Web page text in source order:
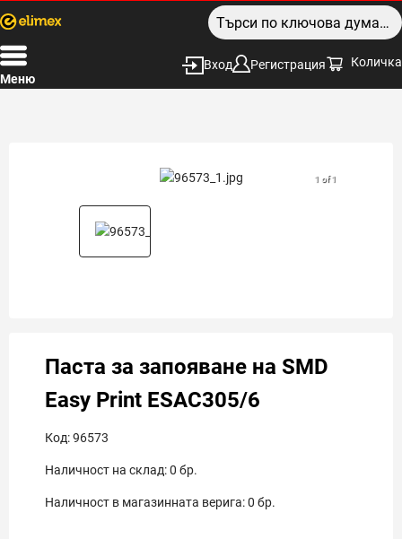
Меню
Вход Регистрация Количка
1 of 1
Паста за запояване на SMD
Easy Print ESAC305/6
Код:96573
Наличност на склад:0 бр.
Наличност в магазинната верига:0 бр.